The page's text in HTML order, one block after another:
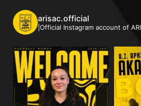
arisac.official
|Official Instagram account of